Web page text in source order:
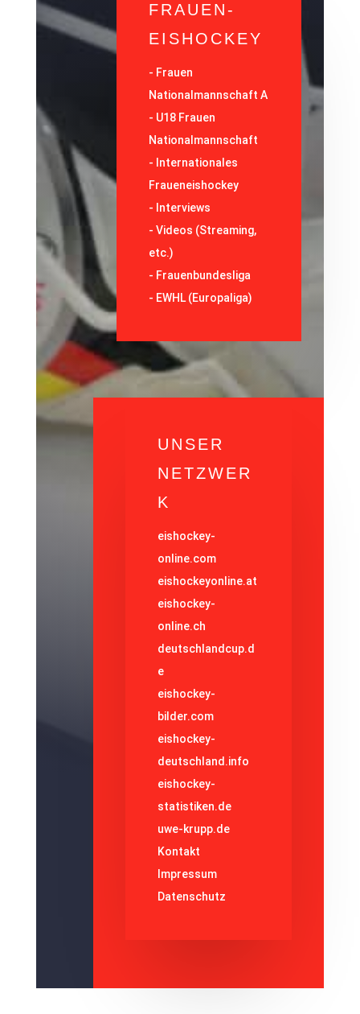
FRAUEN-
EISHOCKEY
- Frauen
Nationalmannschaft A
- U18 Frauen
Nationalmannschaft
- Internationales
Fraueneishockey
- Interviews
-Videos (Streaming,
etc.)
- Frauenbundesliga
- EWHL (Europaliga)
UNSER
NETZWER
K
eishockey-
online.com
eishockeyonline.at
eishockey-
online.ch
deutschlandcup.d
e
eishockey-
bilder.com
eishockey-
deutschland.info
eishockey-
statistiken.de
uwe-krupp.de
Kontakt
Impressum
Datenschutz